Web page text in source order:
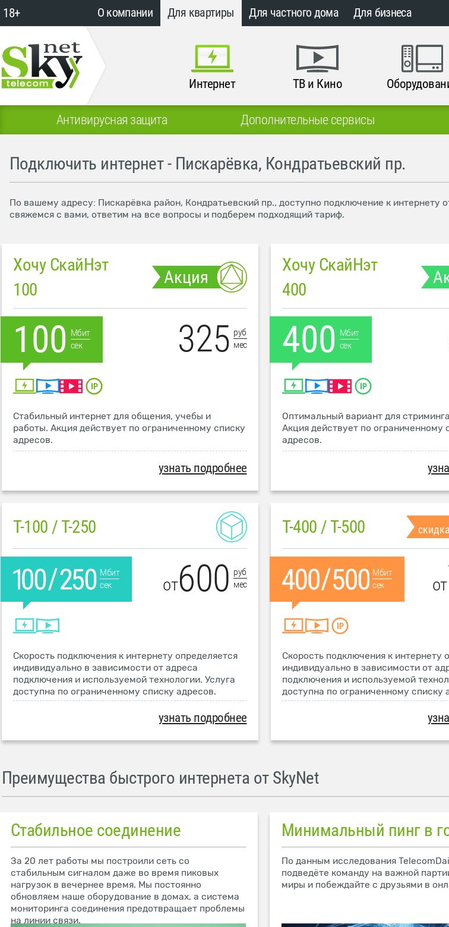
18+ О компании Для квартиры Для частного дома Для бизнеса
Интернет ТВ и Кино
Антивирусная защита Дополнительные сервисы
Подключить интернет - Пискарёвка, Кондратьевский пр.
По вашему адресу: Пискарёвка район, Кондратьевский пр., доступно подключение к
свяжемся с вами, ответим на все вопросы и подберем подходящий тариф.
Хочу СкайНэт
100
Акция
100 Мбит
сек
325 руб
мес
Стабильный интернет для общения, учебы и
работы. Акция действует по ограниченному списку
адресов.
узнать подробнее
Хочу СкайНэт
400
400 Мбит
сек
Оптимальный вариант для
Акция действует по ограниченному
адресов.
T-100 / T-250
Мбит
сек
от600 руб
мес
Скорость подключения к интернету определяется
индивидуально в зависимости от адреса
подключения и используемой технологии. Услуга
доступна по ограниченному списку адресов.
узнать подробнее
T-400 / T-500 скидка
Мбит
сек
от
Скорость подключения к интернету
индивидуально в зависимости от
подключения и используемой
доступна по ограниченному списку
Преимущества быстрого интернета от SkyNet
Стабильное соединение
За 20 лет работы мы построили сеть со
стабильным сигналом даже во время пиковых
нагрузок в вечернее время. Мы постоянно
обновляем наше оборудование в домах, а система
мониторинга соединения предотвращает проблемы
на линии связи.
Минимальный пинг в
По данным исследования
подведёте команду на важной
миры и побеждайте с друзьями в